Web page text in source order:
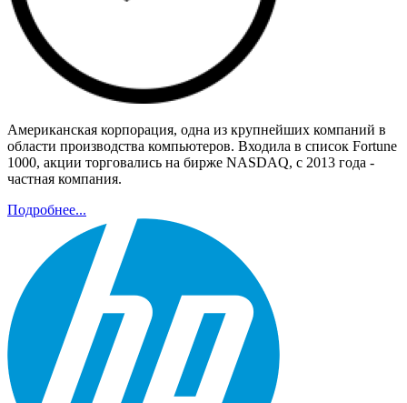
Американская корпорация, одна из крупнейших компаний в
области производства компьютеров. Входила в список Fortune
1000, акции торговались на бирже NASDAQ, с 2013 года -
частная компания.
Подробнее...